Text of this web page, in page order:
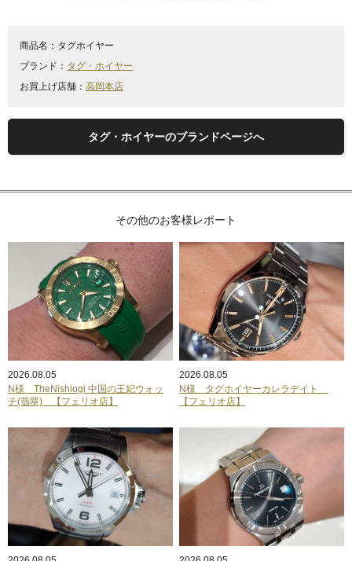
商品名： タグホイヤー
ブランド： タグ・ホイヤー
お買上げ店舗： 高岡本店
タグ・ホイヤーのブランドページへ
その他のお客様レポート
2026.08.05
N様 TheNishiogi 中国の王妃ウォッ
チ(翡翠) 【フェリオ店】
2026.08.05
N様 タグホイヤーカレラデイト
【フェリオ店】